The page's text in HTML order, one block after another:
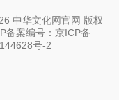
中华文化网官网 版权
备案编号：京ICP备
号-2